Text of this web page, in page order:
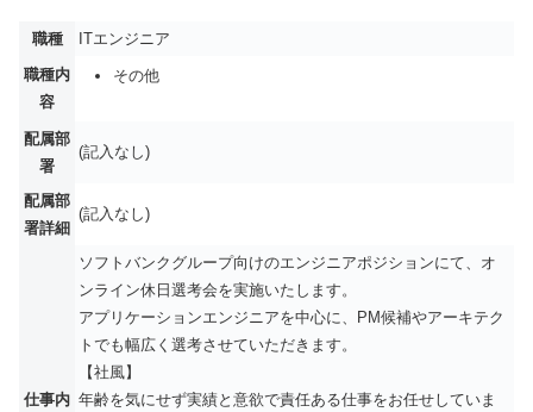
職種
ITエンジニア
職種内
容
その他
配属部
署
(記入なし)
配属部
署詳細
(記入なし)
仕事内
ソフトバンクグループ向けのエンジニアポジションにて、オ
ンライン休日選考会を実施いたします。
アプリケーションエンジニアを中心に、PM候補やアーキテク
トでも幅広く選考させていただきます。
【社風】
年齢を気にせず実績と意欲で責任ある仕事をお任せしていま